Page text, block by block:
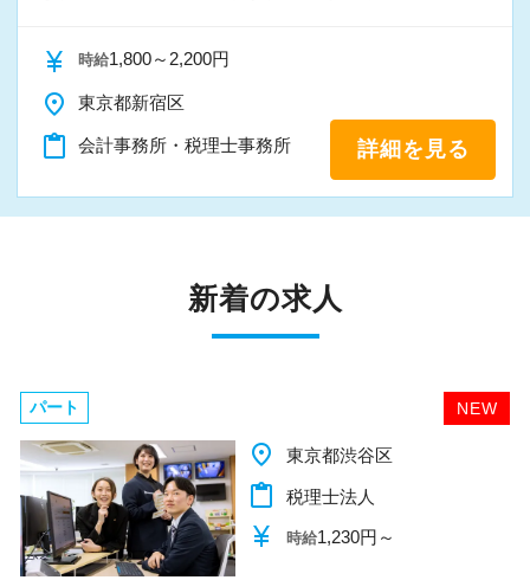
currency_yen 時給1,800～2,200円
place 東京都新宿区
content_paste 会計事務所・税理士事務所 詳細を見る
新着の求人
NEW
パート
place 千葉県柏市
content_paste 税理士法人
currency_yen 時給1,140円～